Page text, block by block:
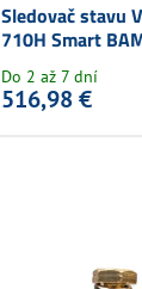
Sledovač stavu
710H Smart
Do 2 až 7 dní
516,98 €